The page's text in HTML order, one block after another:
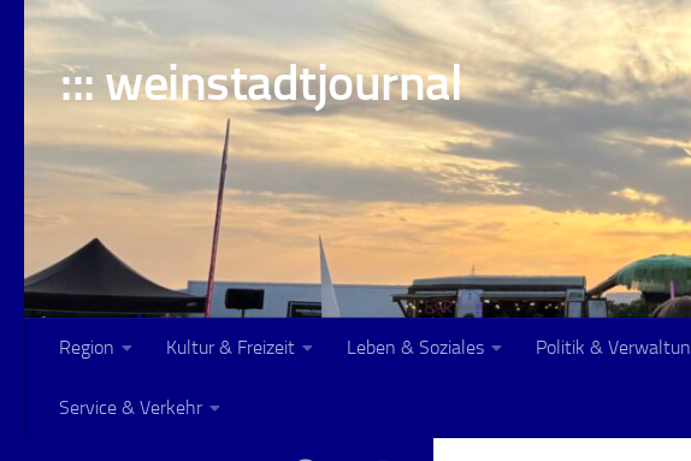
Skip to content
::: weinstadtjournal
Region Kultur & Freizeit Leben & Soziales Politik &
Service & Verkehr